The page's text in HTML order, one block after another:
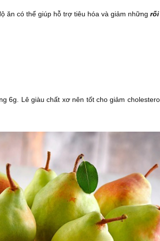
ăn có thể giúp hỗ trợ tiêu hóa và giảm những rối
6g. Lê giàu chất xơ nên tốt cho giảm